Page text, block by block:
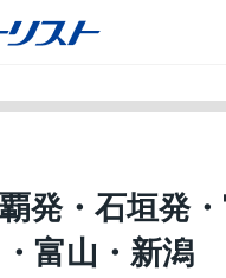
・石垣発
富山・新潟